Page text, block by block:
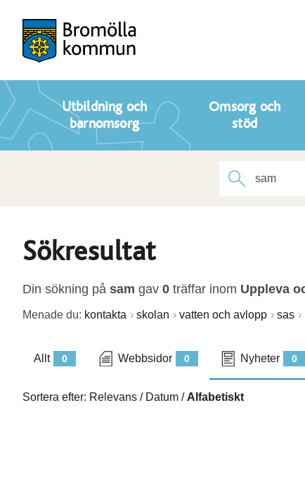
Utbildning och
barnomsorg
Omsorg och
stöd
Sökresultat
Din sökning på sam gav 0 träffar inom Uppleva
Menade du: kontakta skolan vatten och avlopp sas
0
Allt 0
Webbsidor 0
Nyheter
Sortera efter: Relevans / Datum / Alfabetiskt